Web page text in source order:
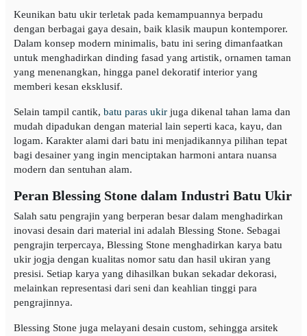
Keunikan batu ukir terletak pada kemampuannya berpadu
dengan berbagai gaya desain, baik klasik maupun kontemporer.
Dalam konsep modern minimalis, batu ini sering dimanfaatkan
untuk menghadirkan dinding fasad yang artistik, ornamen taman
yang menenangkan, hingga panel dekoratif interior yang
memberi kesan eksklusif.
Selain tampil cantik, batu paras ukir juga dikenal tahan lama dan
mudah dipadukan dengan material lain seperti kaca, kayu, dan
logam. Karakter alami dari batu ini menjadikannya pilihan tepat
bagi desainer yang ingin menciptakan harmoni antara nuansa
modern dan sentuhan alam.
Peran Blessing Stone dalam Industri Batu Ukir
Salah satu pengrajin yang berperan besar dalam menghadirkan
inovasi desain dari material ini adalah Blessing Stone. Sebagai
pengrajin terpercaya, Blessing Stone menghadirkan karya batu
ukir jogja dengan kualitas nomor satu dan hasil ukiran yang
presisi. Setiap karya yang dihasilkan bukan sekadar dekorasi,
melainkan representasi dari seni dan keahlian tinggi para
pengrajinnya.
Blessing Stone juga melayani desain custom, sehingga arsitek